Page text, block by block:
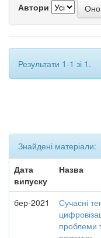
Автори
Результати 1-1 зі 1.
Знайдені матеріали:
Дата
випуску
Назва
бер-2021
Сучасні
проблеми